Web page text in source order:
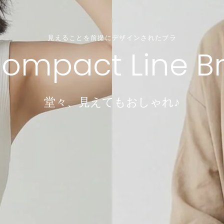
見えることを前提にデザインされたブラ
Line
堂々、見えてもおしゃれ♪
＼ちょうどいいが見つかる／
涼インナー
選べる型・着丈・素材・サイズ
小胸でも、谷間は作れる。4つのサイズから選ぶだけ！
Dramatical Bra 003
諦めていた谷間ができるブラ
＼重さたったの50グラム！／
透け感ブラレット
軽くて涼しいノーブラ感覚ブラ